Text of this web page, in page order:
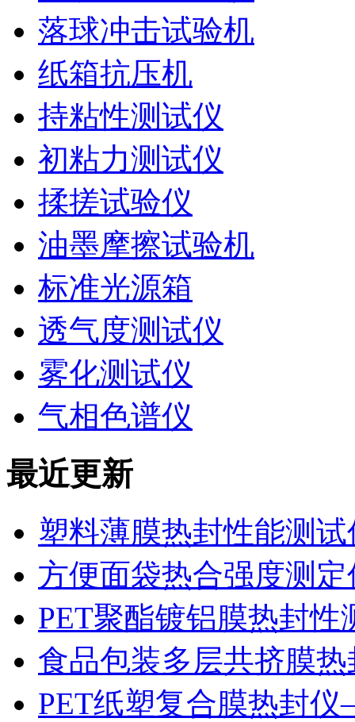
落球冲击试验机
纸箱抗压机
持粘性测试仪
初粘力测试仪
揉搓试验仪
油墨摩擦试验机
标准光源箱
透气度测试仪
雾化测试仪
气相色谱仪
最近更新
塑料薄膜热封性能测
方便面袋热合强度测
PET聚酯镀铝膜热封性
食品包装多层共挤膜
PET纸塑复合膜热封